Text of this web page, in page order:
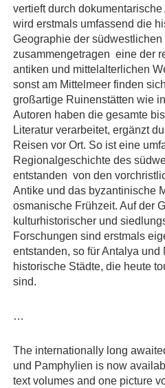
vertieft durch
wird erstmals umfassend die
Geographie der südwestlichen
zusammengetragen  eine der
antiken und mittelalterlichen
sonst am Mittelmeer finden
großartige Ruinenstätten wie
Autoren haben die gesamte
Literatur verarbeitet, ergänzt
Reisen vor Ort. So ist eine
Regionalgeschichte des
entstanden  von den
Antike und das byzantinische
osmanische Frühzeit. Auf der
kulturhistorischer und
Forschungen sind erstmals
entstanden, so für Antalya und
historische Städte, die heute
sind.
…
The internationally long
und Pamphylien is now
text volumes and one picture